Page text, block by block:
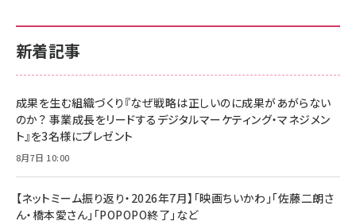
新着記事
成果を生む組織づくり『なぜ戦略は正しいのに成果があがらない
のか？ 事業成長をリードするデジタルマーケティング・マネジメン
ト』を3名様にプレゼント
8月7日 10:00
【ネットミーム振り返り・2026年7月】「映画ちいかわ」「佐藤二朗さ
ん・橋本愛さん」「POPOPO終了」など